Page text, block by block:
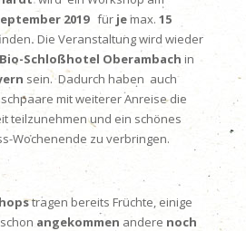
2019fürjemax. 15
. Die Veranstaltung wird wieder
Bio-Schloßhotel Oberambach in
sein. Dadurch haben auch
mit weiterer Anreise die
teilzunehmen und ein schönes
Wochenende zu verbringen.
tragen bereits Früchte, einige
angekommen andere noch